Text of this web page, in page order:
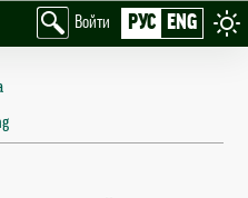
Войти РУС ENG